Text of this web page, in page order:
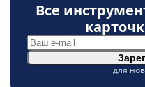
Все
для